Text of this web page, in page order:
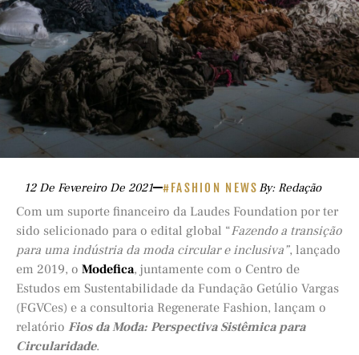
12 De Fevereiro De 2021 #FASHION NEWS By: Redação
Com um suporte financeiro da Laudes Foundation por ter
sido selicionado para o edital global “Fazendo a transição
para uma indústria da moda circular e inclusiva”, lançado
em 2019, o Modefica, juntamente com o Centro de
Estudos em Sustentabilidade da Fundação Getúlio Vargas
(FGVCes) e a consultoria Regenerate Fashion, lançam o
relatório Fios da Moda: Perspectiva Sistêmica para
Circularidade.